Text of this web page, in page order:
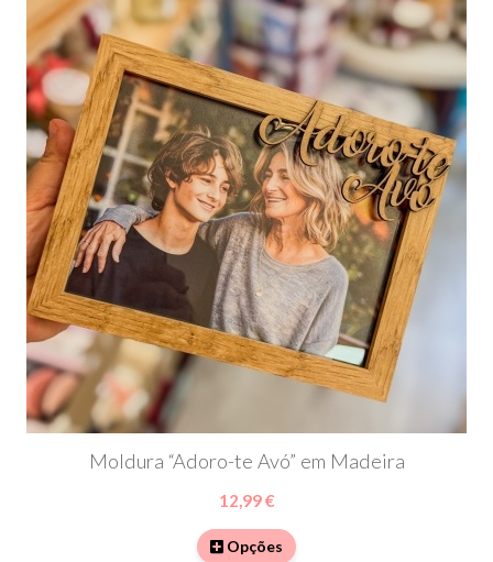
Moldura “Adoro-te Avó” em Madeira
12,99 €
Opções